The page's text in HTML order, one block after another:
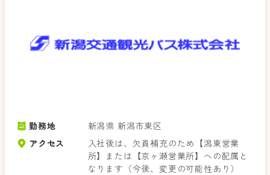
勤務地
新潟県 新潟市東区
アクセス
入社後は、欠員補充のため【潟東営業
所】または【京ヶ瀬営業所】への配属と
なります（今後、変更の可能性あり）